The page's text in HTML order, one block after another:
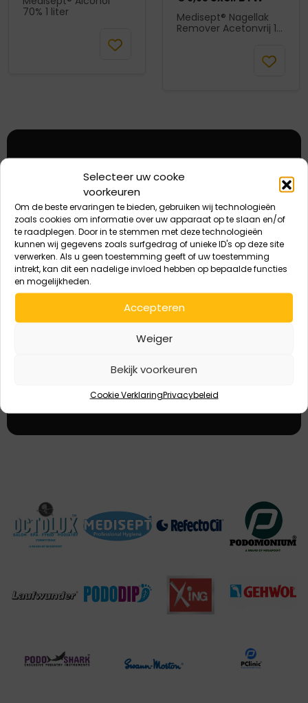
Selecteer uw cooke
voorkeuren
Om de beste ervaringen te bieden, gebruiken wij technologieën
zoals cookies om informatie over uw apparaat op te slaan en/of
te raadplegen. Door in te stemmen met deze technologieën
kunnen wij gegevens zoals surfgedrag of unieke ID's op deze site
verwerken. Als u geen toestemming geeft of uw toestemming
intrekt, kan dit een nadelige invloed hebben op bepaalde functies
en mogelijkheden.
Accepteren
Weiger
Bekijk voorkeuren
Cookie VerklaringPrivacybeleid
70% 1 liter
Medisept® Nagellak
Remover Acetonvrij 1
5% korting eenmalig
eerste aankoop
Deze korting is eenmalig geldig bij de eerste
aankoop.
gegevens worden verzameld en opgeslagen conform AVG